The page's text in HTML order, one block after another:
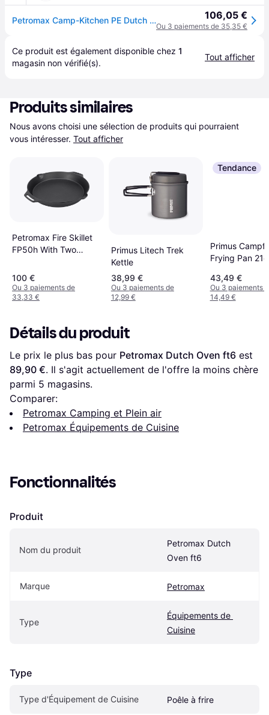
Petromax Camp-Kitchen PE Dutch Oven FT6 Black 106,05 €
Ou 3 paiements de 35,35 €
Ce produit est également disponible chez 1
magasin non vérifié(s).
Tout afficher
Produits similaires
Nous avons choisi une sélection de produits qui pourraient
vous intéresser. Tout afficher
Petromax Fire Skillet
FP50h With Two
100 €
Ou 3 paiements de
33,33 €
Primus Litech Trek
Kettle
38,99 €
Ou 3 paiements de
12,99 €
Tendance
Primus
Frying Pan
43,49 €
Ou 3 paiements
14,49 €
Détails du produit
Le prix le plus bas pour Petromax Dutch Oven ft6
89,90 €. Il s'agit actuellement de l'offre la moins chère
parmi 5 magasins.
Comparer:
Petromax Camping et Plein air
Petromax Équipements de Cuisine
Fonctionnalités
Produit
Nom du produit
Petromax Dutch
Oven ft6
Marque Petromax
Type
Équipements de
Cuisine
Type
Type d'Équipement de Cuisine Poêle à frire